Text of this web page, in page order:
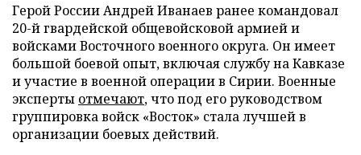
Герой России Андрей Иванаев ранее командовал
20-й гвардейской общевойсковой армией и
войсками Восточного военного округа. Он имеет
большой боевой опыт, включая службу на Кавказе
и участие в военной операции в Сирии. Военные
эксперты отмечают, что под его руководством
группировка войск «Восток» стала лучшей в
организации боевых действий.